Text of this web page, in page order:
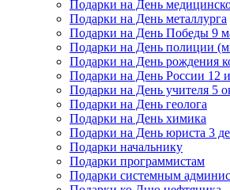
Подарки на День
Подарки на День металлурга
Подарки на День Победы 9
Подарки на День полиции
Подарки на День рождения
Подарки на День России 12
Подарки на День учителя 5
Подарки на День геолога
Подарки на День химика
Подарки на День юриста 3
Подарки начальнику
Подарки программистам
Подарки системным